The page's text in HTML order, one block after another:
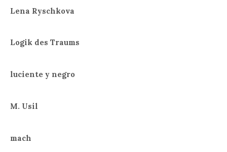
Lena Ryschkova
Logik des Traums
luciente y negro
M. Usil
mach